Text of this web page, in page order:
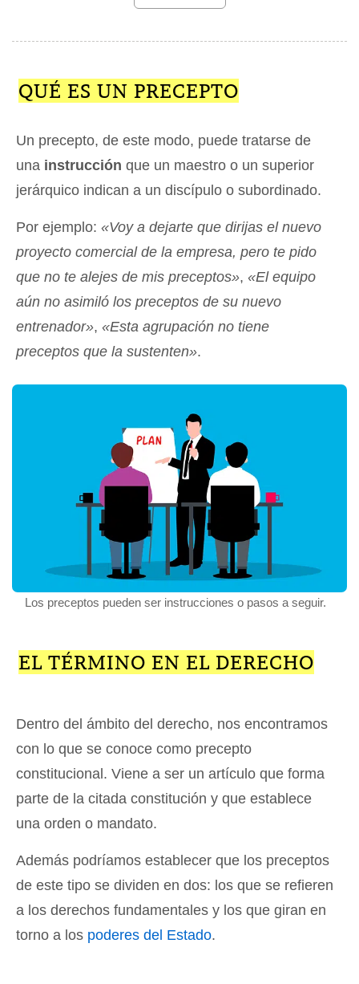
QUÉ ES UN PRECEPTO
Un precepto, de este modo, puede tratarse de
una instrucción que un maestro o un superior
jerárquico indican a un discípulo o subordinado.
Por ejemplo: «Voy a dejarte que dirijas el nuevo
proyecto comercial de la empresa, pero te pido
que no te alejes de mis preceptos», «El equipo
aún no asimiló los preceptos de su nuevo
entrenador», «Esta agrupación no tiene
preceptos que la sustenten».
Los preceptos pueden ser instrucciones o pasos a seguir.
EL TÉRMINO EN EL DERECHO
Dentro del ámbito del derecho, nos encontramos
con lo que se conoce como precepto
constitucional. Viene a ser un artículo que forma
parte de la citada constitución y que establece
una orden o mandato.
Además podríamos establecer que los preceptos
de este tipo se dividen en dos: los que se refieren
a los derechos fundamentales y los que giran en
torno a los poderes del Estado.